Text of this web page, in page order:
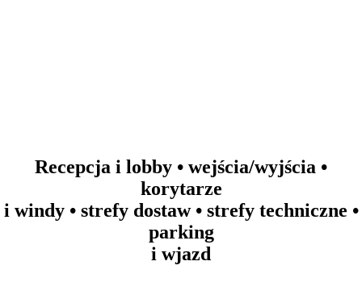
Recepcja i lobby • wejścia/wyjścia •
korytarze
i windy • strefy dostaw • strefy techniczne •
parking
i wjazd